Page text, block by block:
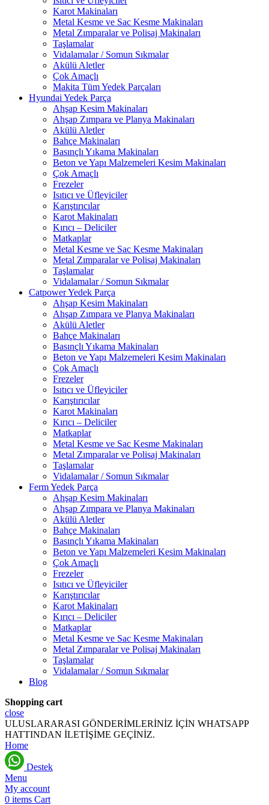
Karot Makinaları
Metal Kesme ve Sac Kesme Makinaları
Metal Zımparalar ve Polisaj Makinaları
Taşlamalar
Vidalamalar / Somun Sıkmalar
Akülü Aletler
Çok Amaçlı
Makita Tüm Yedek Parçaları
Hyundai Yedek Parça
Ahşap Kesim Makinaları
Ahşap Zımpara ve Planya Makinaları
Akülü Aletler
Bahçe Makinaları
Basınçlı Yıkama Makinaları
Beton ve Yapı Malzemeleri Kesim Makinaları
Çok Amaçlı
Frezeler
Isıtıcı ve Üfleyiciler
Karıştırıcılar
Karot Makinaları
Kırıcı – Deliciler
Matkaplar
Metal Kesme ve Sac Kesme Makinaları
Metal Zımparalar ve Polisaj Makinaları
Taşlamalar
Vidalamalar / Somun Sıkmalar
Catpower Yedek Parça
Ahşap Kesim Makinaları
Ahşap Zımpara ve Planya Makinaları
Akülü Aletler
Bahçe Makinaları
Basınçlı Yıkama Makinaları
Beton ve Yapı Malzemeleri Kesim Makinaları
Çok Amaçlı
Frezeler
Isıtıcı ve Üfleyiciler
Karıştırıcılar
Karot Makinaları
Kırıcı – Deliciler
Matkaplar
Metal Kesme ve Sac Kesme Makinaları
Metal Zımparalar ve Polisaj Makinaları
Taşlamalar
Vidalamalar / Somun Sıkmalar
Ferm Yedek Parça
Ahşap Kesim Makinaları
Ahşap Zımpara ve Planya Makinaları
Akülü Aletler
Bahçe Makinaları
Basınçlı Yıkama Makinaları
Beton ve Yapı Malzemeleri Kesim Makinaları
Çok Amaçlı
Frezeler
Isıtıcı ve Üfleyiciler
Karıştırıcılar
Karot Makinaları
Kırıcı – Deliciler
Matkaplar
Metal Kesme ve Sac Kesme Makinaları
Metal Zımparalar ve Polisaj Makinaları
Taşlamalar
Vidalamalar / Somun Sıkmalar
Blog
Shopping cart
close
ULUSLARARASI GÖNDERİMLERİNİZ İÇİN WHATSAPP
HATTINDAN İLETİŞİME GEÇİNİZ.
Home
Destek
Menu
My account
0 items Cart